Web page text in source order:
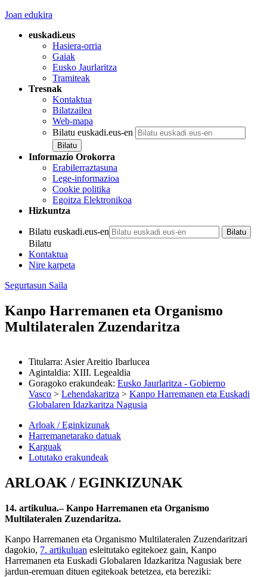
Joan edukira
euskadi.eus
Hasiera-orria
Gaiak
Eusko Jaurlaritza
Tramiteak
Tresnak
Kontaktua
Bilatzailea
Web-mapa
Bilatu euskadi.eus-en
Informazio Orokorra
Erabilerraztasuna
Lege-informazioa
Cookie politika
Egoitza Elektronikoa
Hizkuntza
Bilatu euskadi.eus-en
Bilatu
Kontaktua
Nire karpeta
Segurtasun Saila
Kanpo Harremanen eta Organismo
Multilateralen Zuzendaritza
Titularra: Asier Areitio Ibarlucea
Agintaldia: XIII. Legealdia
Goragoko erakundeak: Eusko Jaurlaritza - Gobierno
Vasco > Lehendakaritza > Kanpo Harremanen eta Euskadi
Globalaren Idazkaritza Nagusia
Arloak / Eginkizunak
Harremanetarako datuak
Karguak
Lotutako erakundeak
ARLOAK / EGINKIZUNAK
14. artikulua.– Kanpo Harremanen eta Organismo
Multilateralen Zuzendaritza.
Kanpo Harremanen eta Organismo Multilateralen Zuzendaritzari
dagokio, 7. artikuluan esleitutako egitekoez gain, Kanpo
Harremanen eta Euskadi Globalaren Idazkaritza Nagusiak bere
jardun-eremuan dituen egitekoak betetzea, eta bereziki: